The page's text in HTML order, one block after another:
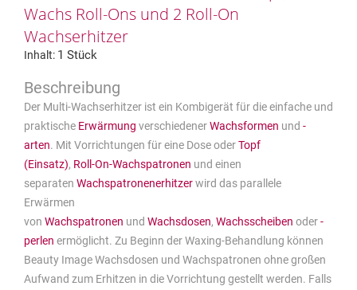
Wachs Roll-Ons und 2 Roll-On
Wachserhitzer
Inhalt: 1 Stück
Der Multi-Wachserhitzer ist ein Kombigerät für die einfache und
praktische Erwärmung verschiedenerWachsformen und -
arten. Mit Vorrichtungen für eine Dose oderTopf
(Einsatz), Roll-On-Wachspatronen und einen
separaten Wachspatronenerhitzerwird das parallele
Erwärmen
von Wachspatronen und Wachsdosen, Wachsscheiben oder-
perlen ermöglicht. Zu Beginn der Waxing-Behandlung können
Beauty Image Wachsdosen und Wachspatronen ohne großen
Aufwand zum Erhitzen in die Vorrichtung gestellt werden. Falls